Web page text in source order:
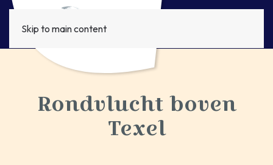
Skip to main content
Rondvlucht boven
Texel